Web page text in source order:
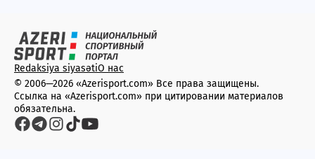
Redaksiya siyasətiО нас
© 2006—2026 «Azerisport.com» Все права защищены.
Ссылка на «Azerisport.com» при цитировании материалов
обязательна.